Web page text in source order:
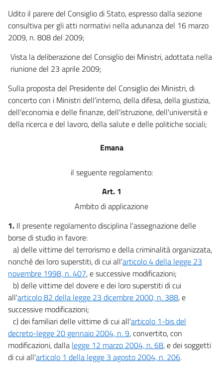
Udito il parere del Consiglio di Stato, espresso dalla sezione
consultiva per gli atti normativi nella adunanza del 16 marzo
2009, n. 808 del 2009;
Vista la deliberazione del Consiglio dei Ministri, adottata nella
riunione del 23 aprile 2009;
Sulla proposta del Presidente del Consiglio dei Ministri, di
concerto con i Ministri dell'interno, della difesa, della giustizia,
dell'economia e delle finanze, dell'istruzione, dell'università e
della ricerca e del lavoro, della salute e delle politiche sociali;
Emana
il seguente regolamento:
Art. 1
Ambito di applicazione
1. Il presente regolamento disciplina l'assegnazione delle
borse di studio in favore:
a) delle vittime del terrorismo e della criminalità organizzata,
nonché dei loro superstiti, di cui all'articolo 4 della legge 23
novembre 1998, n. 407, e successive modificazioni;
b) delle vittime del dovere e dei loro superstiti di cui
all'articolo 82 della legge 23 dicembre 2000, n. 388, e
successive modificazioni;
c) dei familiari delle vittime di cui all'articolo 1-bis del
decreto-legge 20 gennaio 2004, n. 9, convertito, con
modificazioni, dalla legge 12 marzo 2004, n. 68, e dei soggetti
di cui all'articolo 1 della legge 3 agosto 2004, n. 206.